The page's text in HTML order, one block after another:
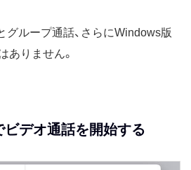
グループ通話、さらにWindows版
ありません。
ビデオ通話を開始する